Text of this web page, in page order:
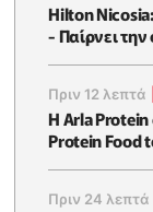
Hilton
- Παίρνει
Πριν 12 λεπτά
Η Arla Protein
Protein Food
Πριν 24 λεπτά